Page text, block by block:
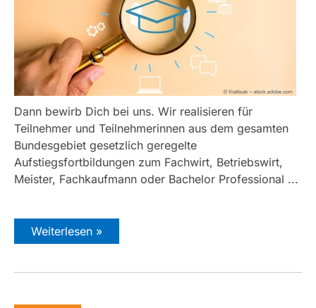
Dann bewirb Dich bei uns. Wir realisieren für
Teilnehmer und Teilnehmerinnen aus dem gesamten
Bundesgebiet gesetzlich geregelte
Aufstiegsfortbildungen zum Fachwirt, Betriebswirt,
Meister, Fachkaufmann oder Bachelor Professional ...
Weiterlesen »